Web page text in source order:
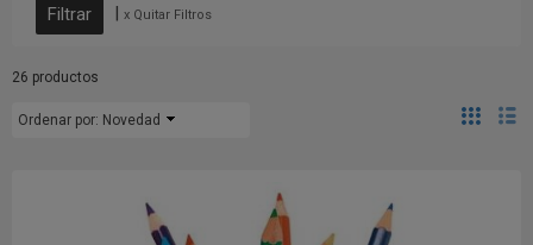
| x Quitar Filtros
26 productos
Ordenar por: Novedad